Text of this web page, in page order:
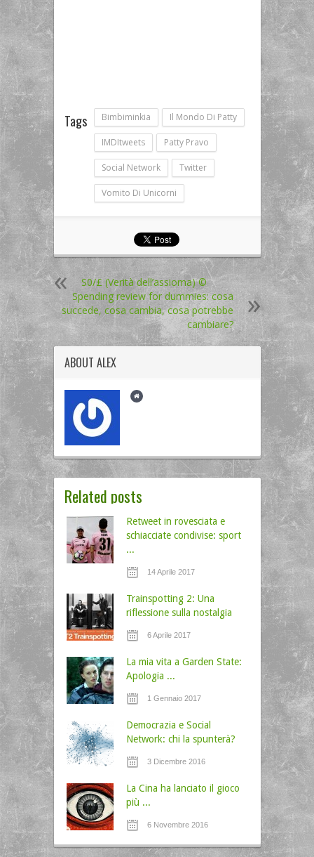
Tags Bimbiminkia Il Mondo Di Patty
IMDItweets Patty Pravo
Social Network Twitter
Vomito Di Unicorni
S0/£ (Verità dell’assioma) ©
Spending review for dummies: cosa
succede, cosa cambia, cosa potrebbe
cambiare?
ABOUT ALEX
Related posts
Retweet in rovesciata e
schiacciate condivise: sport
...
14 Aprile 2017
Trainspotting 2: Una
riflessione sulla nostalgia
6 Aprile 2017
La mia vita a Garden State:
Apologia ...
1 Gennaio 2017
Democrazia e Social
Network: chi la spunterà?
3 Dicembre 2016
La Cina ha lanciato il gioco
più ...
6 Novembre 2016